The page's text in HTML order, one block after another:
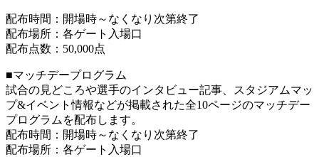
配布時間：開場時～なくなり次第終了
配布場所：各ゲート入場口
配布点数：50,000点
■マッチデープログラム
試合の見どころや選手のインタビュー記事、スタジアムマッ
プ&イベント情報などが掲載された全10ページのマッチデー
プログラムを配布します。
配布時間：開場時～なくなり次第終了
配布場所：各ゲート入場口